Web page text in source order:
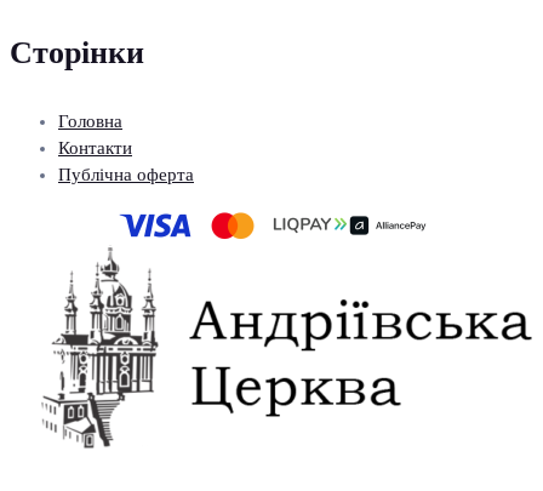
Сторінки
Головна
Контакти
Публічна оферта